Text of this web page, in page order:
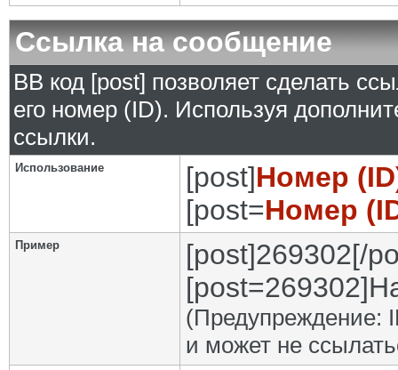
Ссылка на сообщение
BB код [post] позволяет сделать
его номер (ID). Используя
ссылки.
Использование [post]Номер
[post=Номер
Пример
[post]269302[/
(Предупреждение:
и может не